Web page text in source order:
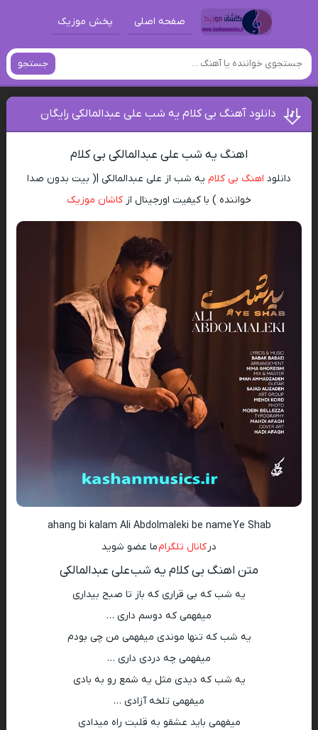
صفحه اصلی پخش موزیک
جستجو
دانلود آهنگ بی کلام یه شب علی عبدالمالکی رایگان
اهنگ یه شب علی عبدالمالکی بی کلام
دانلود اهنگ بی کلام یه شب از علی عبدالمالکی |( بیت بدون صدا
خواننده ) با کیفیت اورجینال از کاشان موزیک
ahang bi kalam Ali Abdolmaleki be name Ye Shab
در کانال تلگرامما عضو شوید
متن اهنگ بی کلام یه شب علی عبدالمالکی
یه شب که بی قراری که باز تا صبح بیداری
میفهمی که دوسم داری …
یه شب که تنها موندی میفهمی من چی بودم
میفهمی چه دردی داری …
یه شب که دیدی مثل یه شمع رو به بادی
میفهمی تلخه آزادی …
میفهمی باید عشقو به قلبت راه میدادی